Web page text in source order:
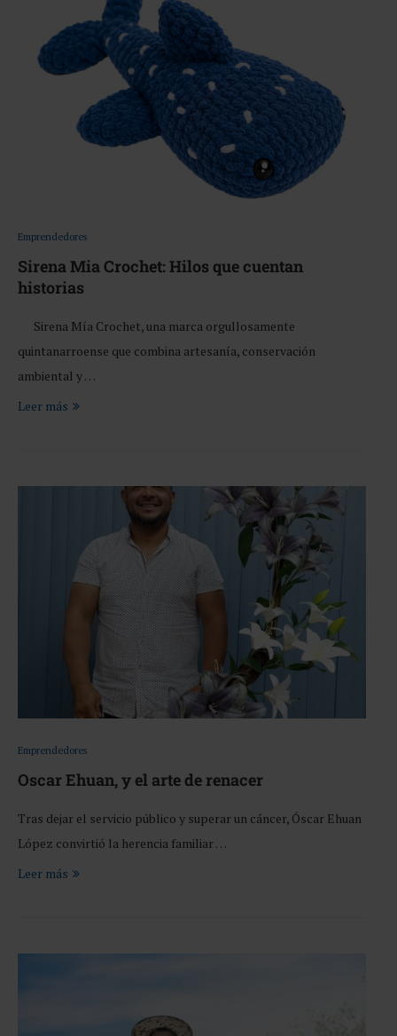
Emprendedores
Sirena Mia Crochet: Hilos que cuentan
historias
Sirena Mía Crochet, una marca orgullosamente
quintanarroense que combina artesanía, conservación
ambiental y …
Leer más
Emprendedores
Oscar Ehuan, y el arte de renacer
Tras dejar el servicio público y superar un cáncer, Óscar Ehuan
López convirtió la herencia familiar …
Leer más